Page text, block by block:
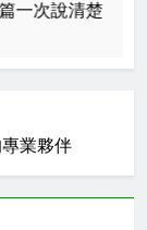
次說清楚
業夥伴